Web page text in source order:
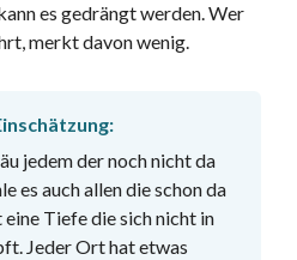
es gedrängt werden. Wer
merkt davon wenig.
jedem der noch nicht da
es auch allen die schon da
Tiefe die sich nicht in
Jeder Ort hat etwas